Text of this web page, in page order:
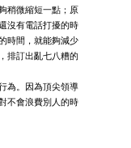
稍微縮短一點；原
沒有電話打擾的時
時間，就能夠減少
排訂出亂七八糟的
為。因為頂尖領導
不會浪費別人的時